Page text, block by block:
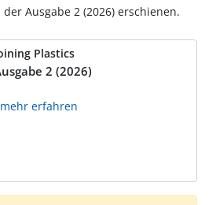
Ausgabe 2 (2026) erschienen.
Plastics
2 (2026)
mehr erfahren